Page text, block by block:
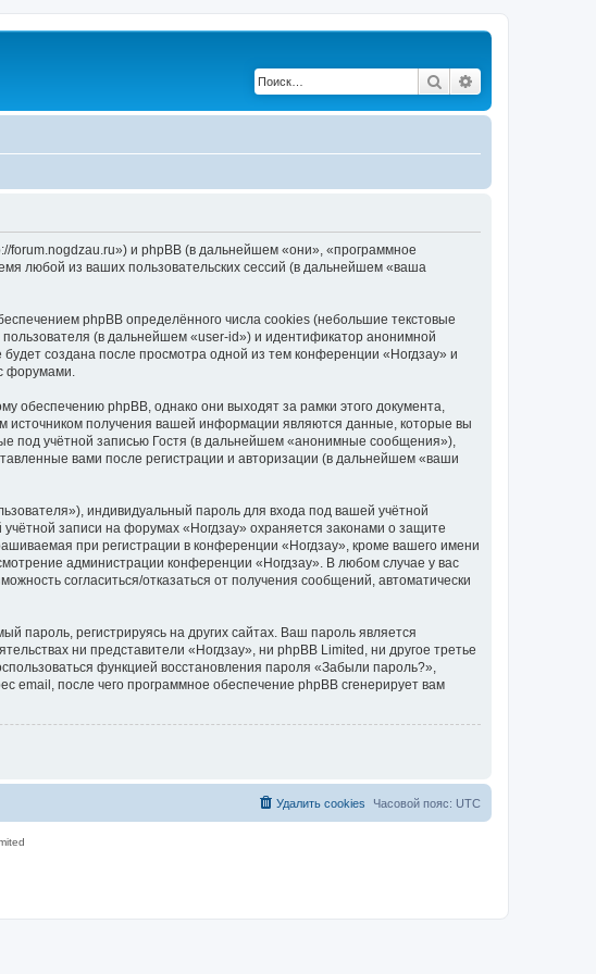
Поиск
forum.nogdzau.ru») и phpBB (в дальнейшем «они», «программное
любой из ваших пользовательских сессий (в дальнейшем «ваша
phpBB определённого числа cookies (небольшие текстовые
(в дальнейшем «user-id») и идентификатор анонимной
создана после просмотра одной из тем конференции «Ногдзау» и
форумами.
phpBB, однако они выходят за рамки этого документа,
источником получения вашей информации являются данные, которые вы
под учётной записью Гостя (в дальнейшем «анонимные сообщения»),
вами после регистрации и авторизации (в дальнейшем «ваши
индивидуальный пароль для входа под вашей учётной
записи на форумах «Ногдзау» охраняется законами о защите
при регистрации в конференции «Ногдзау», кроме вашего имени
администрации конференции «Ногдзау». В любом случае у вас
согласиться/отказаться от получения сообщений, автоматически
пароль, регистрируясь на других сайтах. Ваш пароль является
ни представители «Ногдзау», ни phpBB Limited, ни другое третье
функцией восстановления пароля «Забыли пароль?»,
после чего программное обеспечение phpBB сгенерирует вам
Часовой пояс: UTC
Удалить cookies